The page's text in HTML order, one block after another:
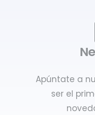
Apúntate a
ser el